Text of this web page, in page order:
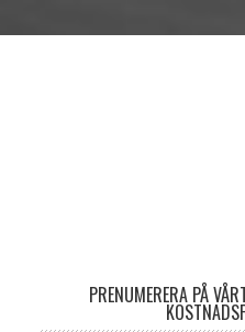
PRENUMERERA PÅ